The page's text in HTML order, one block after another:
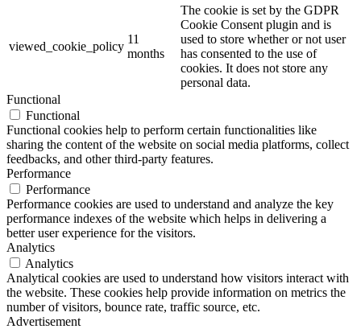
viewed_cookie_policy
11
months
The cookie is set by the GDPR
Cookie Consent plugin and is
used to store whether or not user
has consented to the use of
cookies. It does not store any
personal data.
Functional
Functional
Functional cookies help to perform certain functionalities like
sharing the content of the website on social media platforms, collect
feedbacks, and other third-party features.
Performance
Performance
Performance cookies are used to understand and analyze the key
performance indexes of the website which helps in delivering a
better user experience for the visitors.
Analytics
Analytics
Analytical cookies are used to understand how visitors interact with
the website. These cookies help provide information on metrics the
number of visitors, bounce rate, traffic source, etc.
Advertisement